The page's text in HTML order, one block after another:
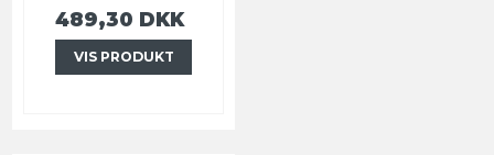
489,30 DKK
VIS PRODUKT